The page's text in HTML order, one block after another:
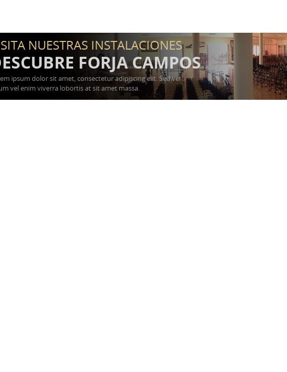
NUESTRAS INSTALACIONES
FORJA CAMPOS
ipsum dolor sit amet, consectetur adipiscing elit. Sed vel
vel enim viverra lobortis at sit amet massa.